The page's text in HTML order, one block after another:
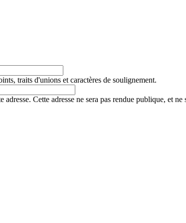
traits d'unions et caractères de soulignement.
Cette adresse ne sera pas rendue publique, et